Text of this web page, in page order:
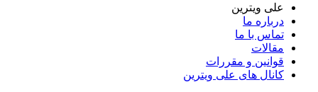
علی ویترین
درباره ما
تماس با ما
مقالات
قوانین و مقررات
کانال های علی ویترین